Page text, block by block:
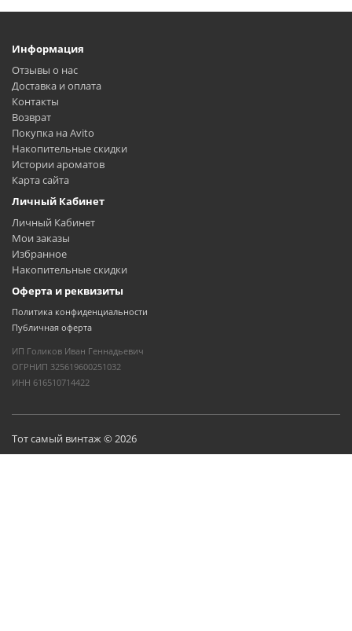
Информация
Отзывы о нас
Доставка и оплата
Контакты
Возврат
Покупка на Avito
Накопительные скидки
Истории ароматов
Карта сайта
Личный Кабинет
Личный Кабинет
Мои заказы
Избранное
Накопительные скидки
Оферта и реквизиты
Политика конфиденциальности
Публичная оферта
ИП Голиков Иван Геннадьевич
ОГРНИП 325619600251032
ИНН 616510714422
Тот самый винтаж © 2026